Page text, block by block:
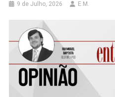
9 de Julho, 2026 E.M.